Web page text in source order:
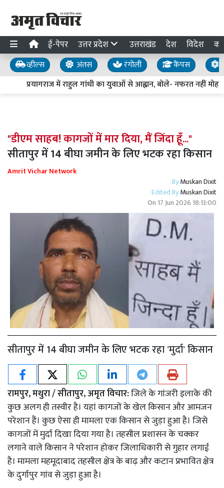
ई-पेपर उत्तर प्रदेश उत्तराखंड देश विदेश
व्हील्स अंतस रंगोली कैंपस
प्रयागराज में राहुल गांधी का युवाओं से आह्वान, बोले- नफरत नहीं
"डीएम साहब! कागजों में मार दिया, मैं जिंदा हूँ..."
सीतापुर में 14 बीघा जमीन के लिए भटक रहा किसान
Amrit Vichar Network
ByMuskan Dixit
Edited ByMuskan Dixit
On 17 Jun 2026 18:13:00
सीतापुर में 14 बीघा जमीन के लिए भटक रहा 'मुर्दा' किसान
रामपुर, मथुरा / सीतापुर, अमृत विचार:जिले के गांजरी इलाके की
कुछ अलग ही तस्वीर है। यहां कागजों के खेल किसान और आमजन
परेशान हैं। कुछ ऐसा ही मामला एक किसान से जुड़ा हुआ है। जिसे
कागजों में मुर्दा दिखा दिया गया है। तहसील प्रशासन के चक्कर
लगाने वाले किसान ने परेशान होकर जिलाधिकारी से गुहार लगाई
है। मामला महमूदाबाद तहसील क्षेत्र के बाढ़ और कटान प्रभावित क्षेत्र
के दुर्गापुर गांव से जुड़ा हुआ है।